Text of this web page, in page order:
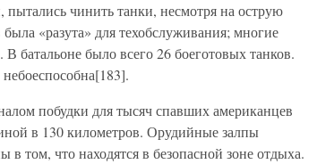
чинить танки, несмотря на острую
«разута» для техобслуживания; многие
батальоне было всего 26 боеготовых танков.
побудки для тысяч спавших американцев
в 130 километров. Орудийные залпы
том, что находятся в безопасной зоне отдыха.